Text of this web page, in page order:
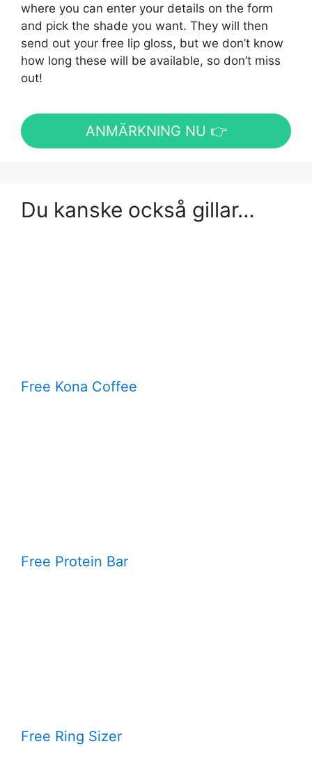
where you can enter your details on the form
and pick the shade you want. They will then
send out your free lip gloss, but we don’t know
how long these will be available, so don’t miss
out!
ANMÄRKNING NU 👉
Du kanske också gillar…
Free Kona Coffee
Free Protein Bar
Free Ring Sizer